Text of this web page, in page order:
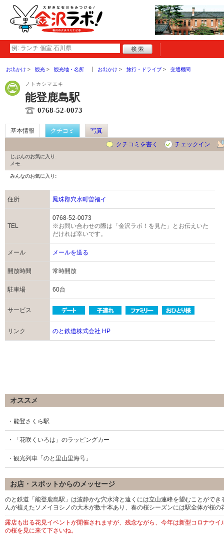
お出かけ 観光 観光地・名所 お出かけ 旅行・ドライブ 交通機関
ノトカシマエキ
能登鹿島駅
0768-52-0073
基本情報 クチコミ
写真
クチコミを書く
チェックイン
じぶんのお気に入り:
メモ:
みんなのお気に入り:
住所 鳳珠郡穴水町曽福イ
TEL
0768-52-0073
※お問い合わせの際は「金沢ラボ！を見た」とお伝えいた
だければ幸いです。
メール メールを送る
開放時間 常時開放
駐車場 60台
サービス
リンク のと鉄道株式会社 HP
オススメ
・能登さくら駅
・「花咲くいろは」のラッピングカー
・観光列車「のと里山里海号」
お店・スポットからのメッセージ
のと鉄道「能登鹿島駅」は波静かな穴水湾と遠くには立山連峰を望むことがで
んが植えたソメイヨシノの大木が数十本あり、春の桜シーズンには駅全体が桜の
露店も出る花見イベントが開催されますが、残念ながら、今年は新型コロナウ
の桜を見に来て下さいね。